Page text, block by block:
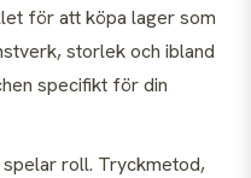
för att köpa lager som
storlek och ibland
specifikt för din
roll. Tryckmetod,